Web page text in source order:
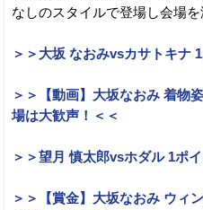
なしのスタイルで登場し会場を
＞＞大坂 なおみvsカサトキナ
＞＞【動画】大坂なおみ 着物
場は大歓声！＜＜
＞＞望月 慎太郎vsホダル 1ポ
＞＞【賞金】大坂なおみ ウィ